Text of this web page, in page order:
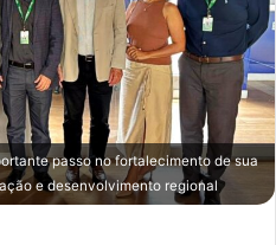
passo no fortalecimento de sua
e desenvolvimento regional